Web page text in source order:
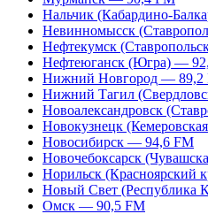
Нальчик (Кабардино-
Невинномысск
Нефтекумск
Нефтеюганск (Югра) —
Нижний Новгород — 89,2
Нижний Тагил
Новоалександровск
Новокузнецк
Новосибирск — 94,6 FM
Новочебоксарск
Норильск (Красноярский
Новый Свет (Республика
Омск — 90,5 FM